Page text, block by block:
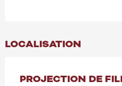
LOCALISATION
PROJECTION DE